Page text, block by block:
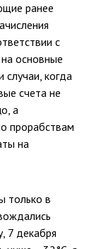
ранее
с
основные
когда
счета не
а
прорабствам
на
только в
7 декабря